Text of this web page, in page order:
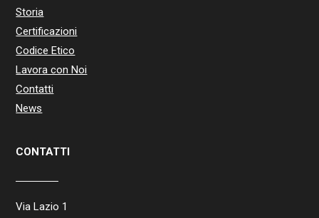
Storia
Certificazioni
Codice Etico
Lavora con Noi
Contatti
News
CONTATTI
Via Lazio 1